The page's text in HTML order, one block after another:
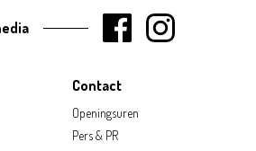
Contact
Openingsuren
Pers & PR